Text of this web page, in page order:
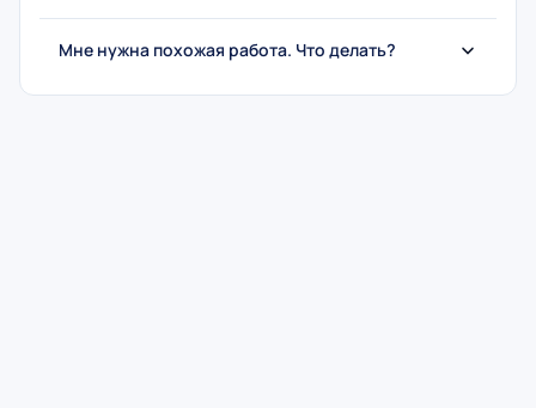
Мне нужна похожая работа. Что делать?